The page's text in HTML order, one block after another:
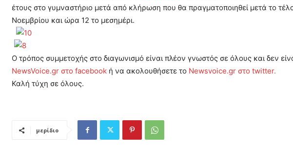
έτους στο γυμναστήριο μετά από κλήρωση που θα πραγματοποιηθεί μετά το
Νοεμβρίου και ώρα 12 το μεσημέρι.
Ο τρόπος συμμετοχής στο διαγωνισμό είναι πλέον γνωστός σε όλους και δεν
NewsVoice.gr στο facebook ή να ακολουθήσετε το Newsvoice.gr στο twitter.
Καλή τύχη σε όλους.
μερίδιο